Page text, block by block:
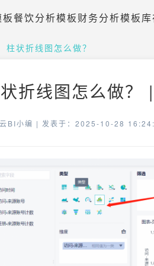
餐饮分析模板财务分析模板
柱状折线图怎么做？
折线图怎么做？
BI小编 | 发表于：2025-10-28